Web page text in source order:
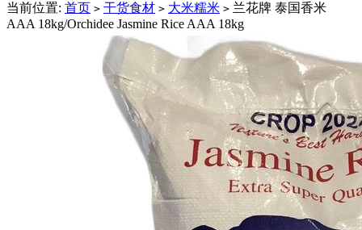
当前位置: 首页 > 干货食材 > 大米糯米 > 兰花牌 泰国香米
AAA 18kg/Orchidee Jasmine Rice AAA 18kg